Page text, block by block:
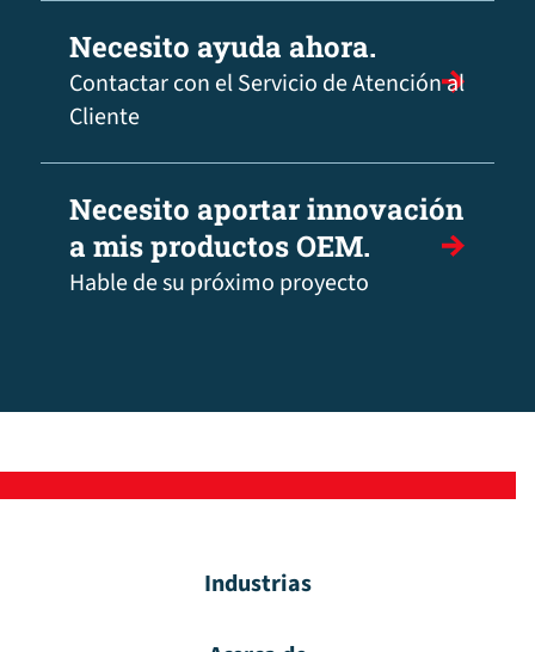
Necesito ayuda ahora.
Contactar con el Servicio de Atención al
Cliente
Necesito aportar innovación
a mis productos OEM.
Hable de su próximo proyecto
Industrias